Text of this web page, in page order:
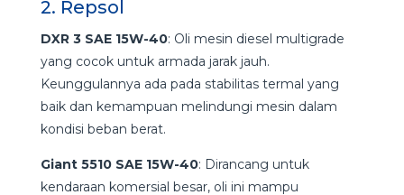
2. Repsol
DXR 3 SAE 15W-40: Oli mesin diesel multigrade
yang cocok untuk armada jarak jauh.
Keunggulannya ada pada stabilitas termal yang
baik dan kemampuan melindungi mesin dalam
kondisi beban berat.
Giant 5510 SAE 15W-40: Dirancang untuk
kendaraan komersial besar, oli ini mampu